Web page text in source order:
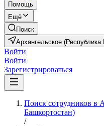
Помощь
Ещё
Поиск
Архангельское (Республика
Войти
Войти
Зарегистрироваться
Поиск сотрудников в
Башкортостан)
/